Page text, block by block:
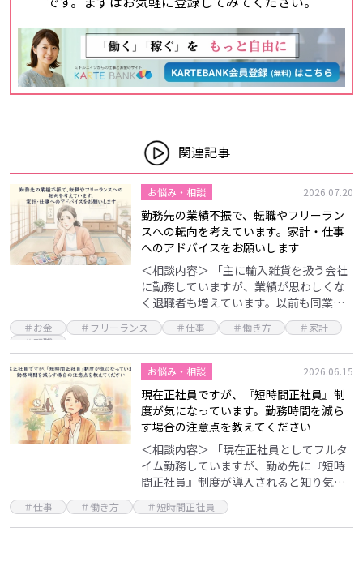
関連記事
お悩み・相談 2026.07.20
勤務先の業績不振で、転職やフリーラン
スへの転向を考えています。家計・仕事
へのアドバイスをお願いします
＜相談内容＞ 「主に輸入雑貨を扱う会社
に勤務していますが、業績が思わしくな
く退職者も増えています。以前も同業の
勤務先でしたが、倒産直前にリストラに
遭いました。現在の会社も前職の倒産前
と同じ雰囲気があり…
＃お金 ＃フリーランス ＃仕事 ＃働き方
＃家計
＃転職
お悩み・相談 2026.06.15
現在正社員ですが、『短時間正社員』制
度が気になっています。勤務時間を減ら
す場合の注意点を教えてください
＜相談内容＞ 「現在正社員としてフルタ
イム勤務していますが、勤め先に『短時
間正社員』制度が導入されると知り気に
なっています。40代以降はもう少しマイ
ペースに働きたいのですが、勤務時間を
減らす場合、マネ…
＃仕事 ＃働き方 ＃短時間正社員